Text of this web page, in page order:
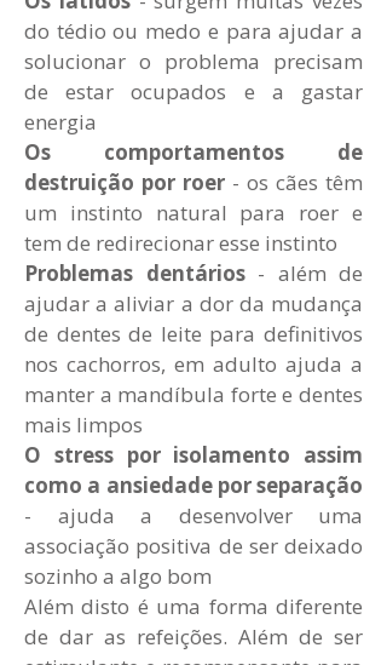
do tédio ou medo e para ajudar a
solucionar o problema precisam
de estar ocupados e a gastar
energia
Os comportamentos de
destruição por roer - os cães têm
um instinto natural para roer e
tem de redirecionar esse instinto
Problemas dentários- além de
ajudar a aliviar a dor da mudança
de dentes de leite para definitivos
nos cachorros, em adulto ajuda a
manter a mandíbula forte e dentes
mais limpos
O stress por isolamento assim
como a ansiedade por separação
- ajuda a desenvolver uma
associação positiva de ser deixado
sozinho a algo bom
Além disto é uma forma diferente
de dar as refeições. Além de ser